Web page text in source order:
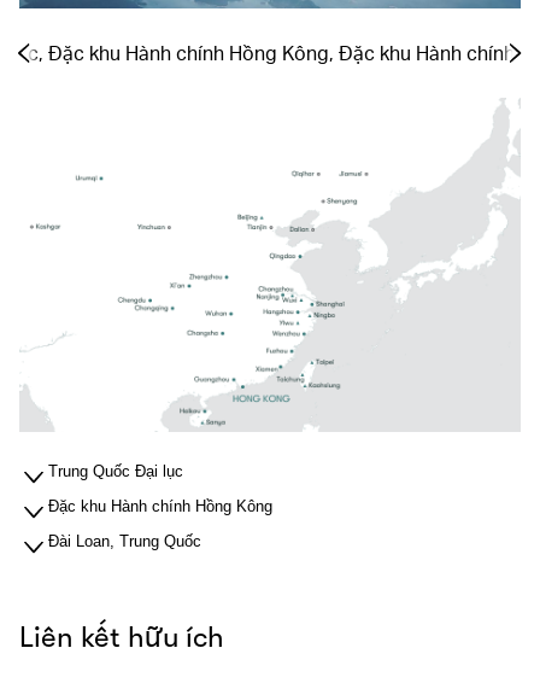
lục, Đặc khu Hành chính Hồng Kông, Đặc khu Hành chính
Trung Quốc Đại lục
Đặc khu Hành chính Hồng Kông
Đài Loan, Trung Quốc
Liên kết hữu ích